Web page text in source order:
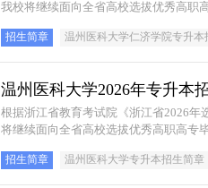
我校将继续面向全省高校选拔优秀高职
招生简章 温州医科大学仁济学院专升本
温州医科大学2026年专升本
根据浙江省教育考试院《浙江省2026年
将继续面向全省高校选拔优秀高职高专
招生简章 温州医科大学专升本招生简章